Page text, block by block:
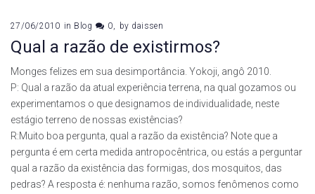
27/06/2010 in Blog 0 by daissen
Qual a razão de existirmos?
Monges felizes em sua desimportância. Yokoji, angô 2010.
P: Qual a razão da atual experiência terrena, na qual gozamos ou
experimentamos o que designamos de individualidade, neste
estágio terreno de nossas existências?
R:Muito boa pergunta, qual a razão da existência? Note que a
pergunta é em certa medida antropocêntrica, ou estás a perguntar
qual a razão da existência das formigas, dos mosquitos, das
pedras? A resposta é: nenhuma razão, somos fenômenos como